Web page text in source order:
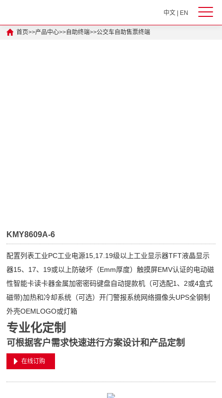
中文| EN
首页>>产品中心>>自助终端>>公交车自助售票终端
KMY8609A-6
配置列表工业PC工业电源15,17.19级以上工业显示器TFT液晶显示
器15、17、19或以上防破坏（Emm厚度）触摸屏EMV认证的电动磁
性智能卡读卡器金属加密密码键盘自动提款机（可选配1、2或4盒式
磁带)加热和冷却系统（可选）开门警报系统网络摄像头UPS全钢制
外壳OEMLOGO或灯箱
专业化定制
可根据客户需求快速进行方案设计和产品定制
在线订购